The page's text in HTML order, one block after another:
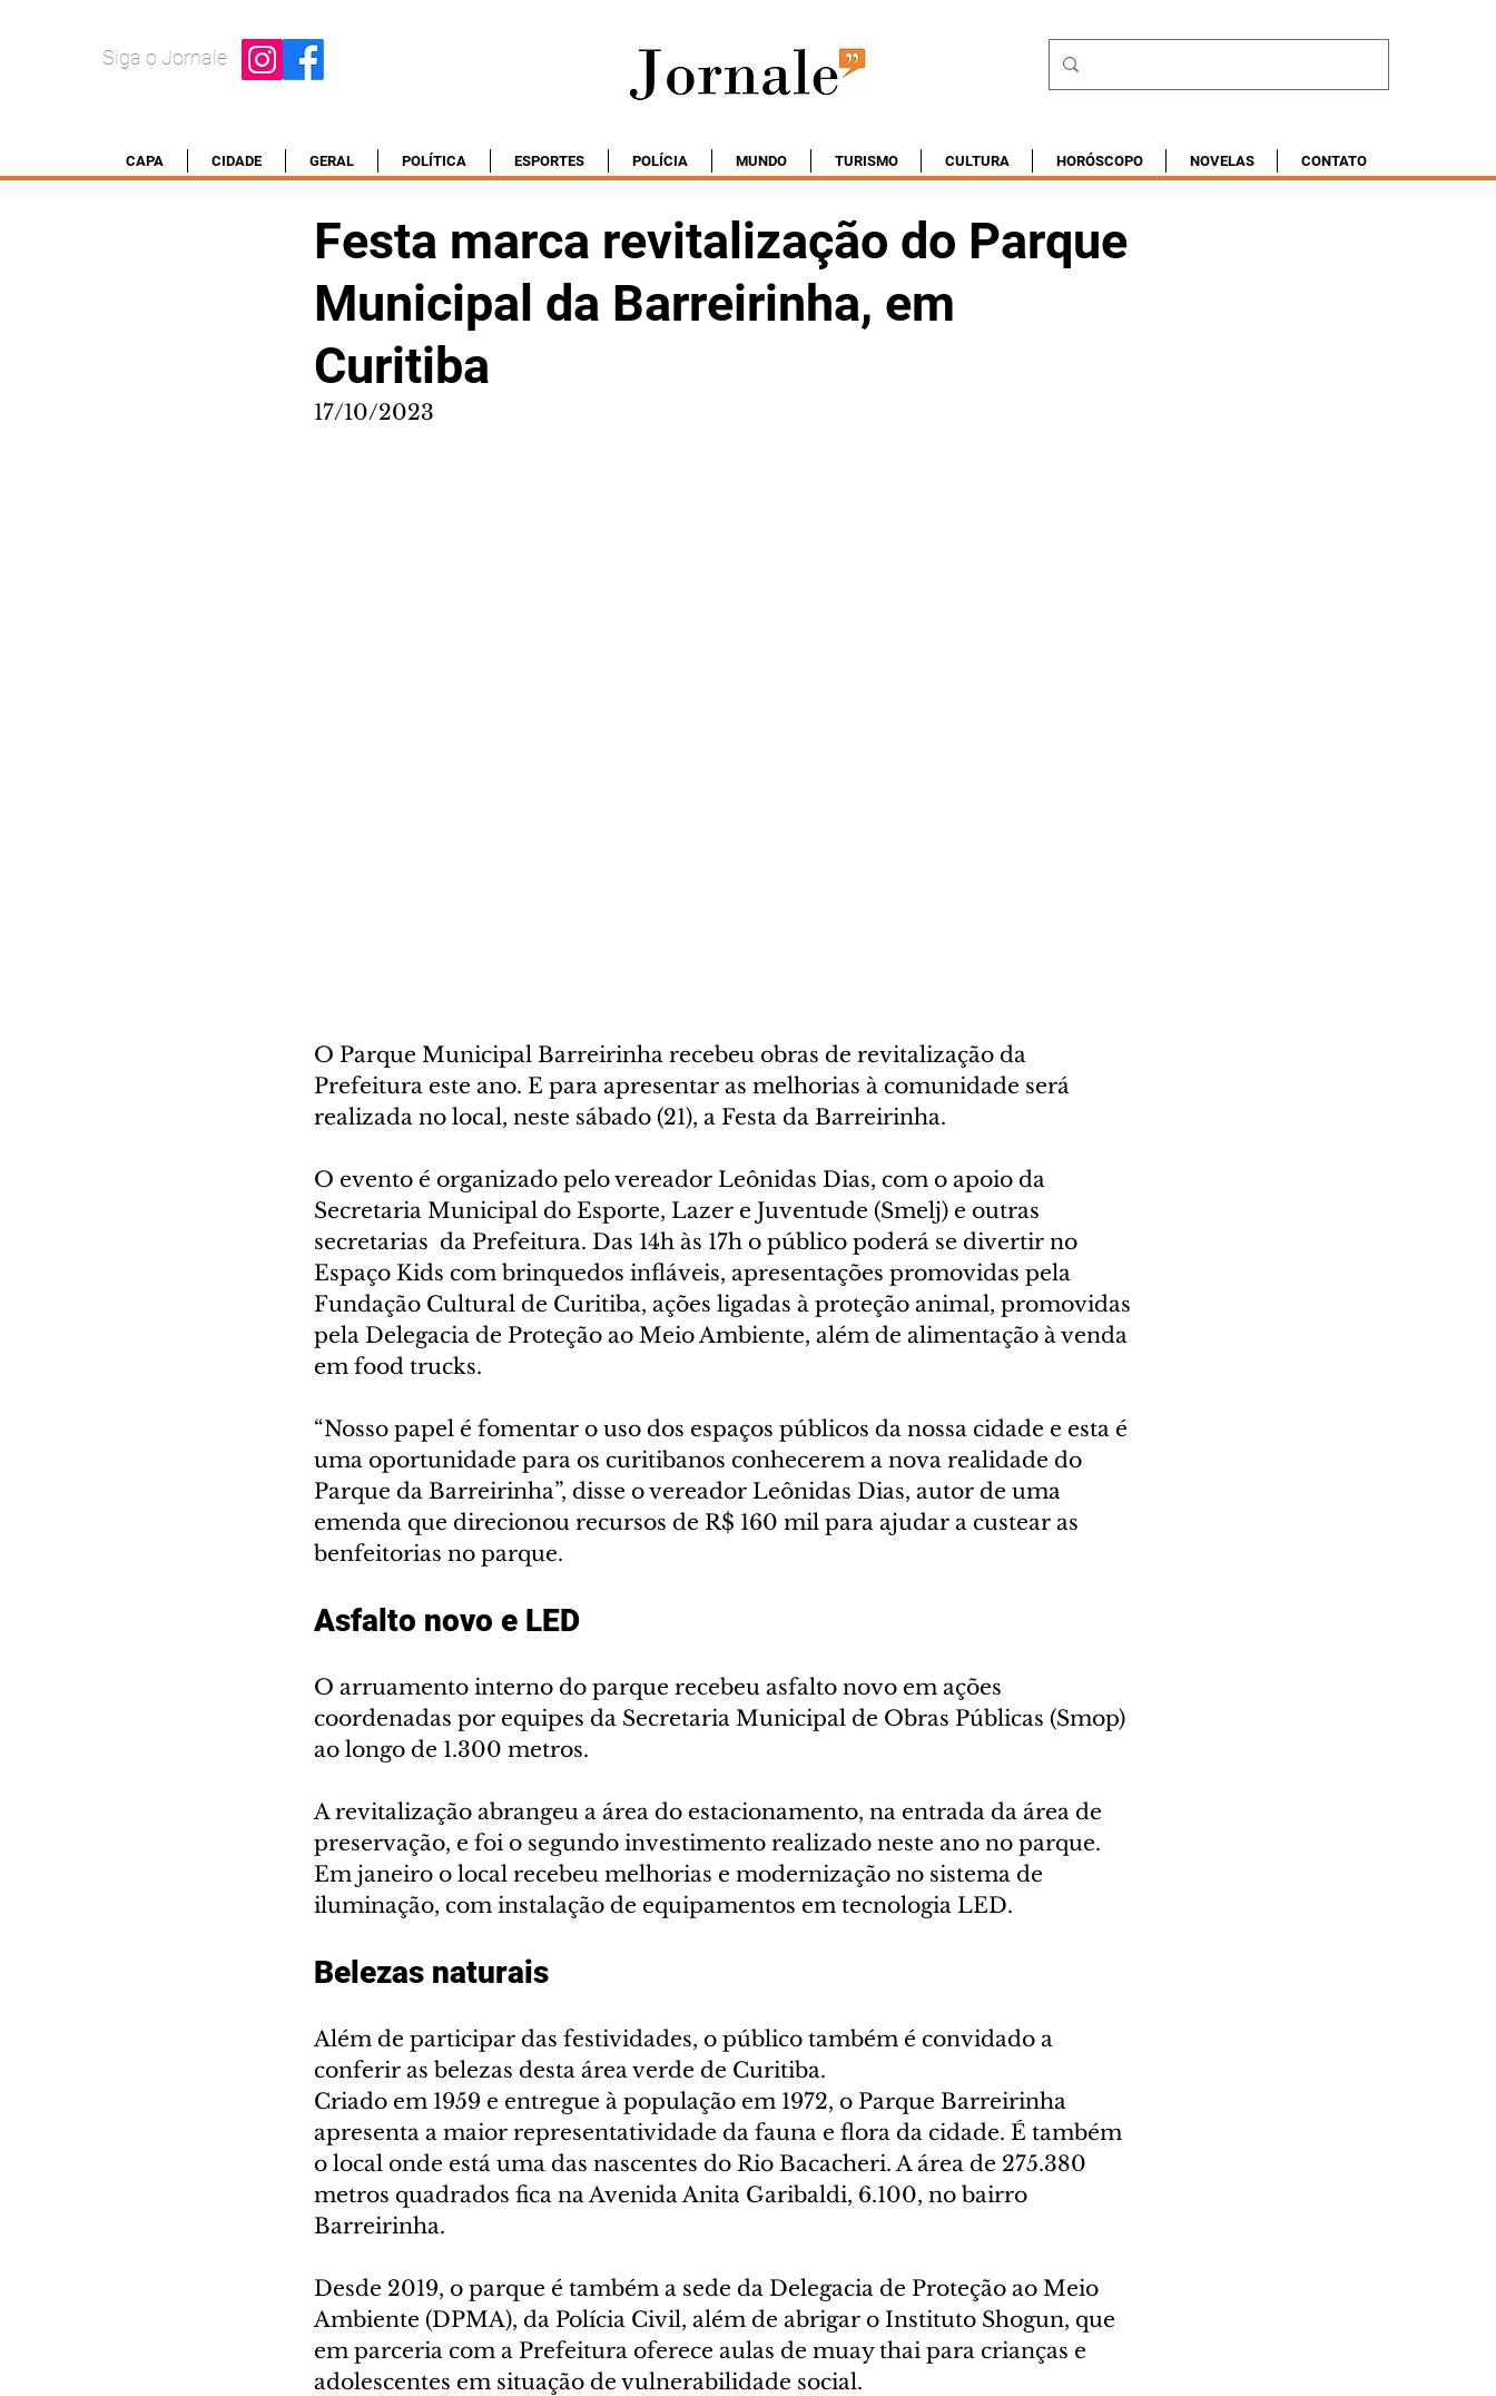
Siga o Jornale
CAPA CIDADE GERAL POLÍTICA ESPORTES POLÍCIA MUNDO TURISMO CULTURA HORÓSCOPO NOVELAS CONTATO
Festa marca revitalização do Parque
Municipal da Barreirinha, em
Curitiba
17/10/2023
O Parque Municipal Barreirinha recebeu obras de revitalização da
Prefeitura este ano. E para apresentar as melhorias à comunidade será
realizada no local, neste sábado (21), a Festa da Barreirinha.
O evento é organizado pelo vereador Leônidas Dias, com o apoio da
Secretaria Municipal do Esporte, Lazer e Juventude (Smelj) e outras
secretarias  da Prefeitura. Das 14h às 17h o público poderá se divertir no
Espaço Kids com brinquedos infláveis, apresentações promovidas pela
Fundação Cultural de Curitiba, ações ligadas à proteção animal, promovidas
pela Delegacia de Proteção ao Meio Ambiente, além de alimentação à venda
em food trucks.
“Nosso papel é fomentar o uso dos espaços públicos da nossa cidade e esta é
uma oportunidade para os curitibanos conhecerem a nova realidade do
Parque da Barreirinha”, disse o vereador Leônidas Dias, autor de uma
emenda que direcionou recursos de R$ 160 mil para ajudar a custear as
benfeitorias no parque.
Asfalto novo e LED
O arruamento interno do parque recebeu asfalto novo em ações
coordenadas por equipes da Secretaria Municipal de Obras Públicas (Smop)
ao longo de 1.300 metros.
A revitalização abrangeu a área do estacionamento, na entrada da área de
preservação, e foi o segundo investimento realizado neste ano no parque.
Em janeiro o local recebeu melhorias e modernização no sistema de
iluminação, com instalação de equipamentos em tecnologia LED.
Belezas naturais
Além de participar das festividades, o público também é convidado a
conferir as belezas desta área verde de Curitiba.
Criado em 1959 e entregue à população em 1972, o Parque Barreirinha
apresenta a maior representatividade da fauna e flora da cidade. É também
o local onde está uma das nascentes do Rio Bacacheri. A área de 275.380
metros quadrados fica na Avenida Anita Garibaldi, 6.100, no bairro
Barreirinha.
Desde 2019, o parque é também a sede da Delegacia de Proteção ao Meio
Ambiente (DPMA), da Polícia Civil, além de abrigar o Instituto Shogun, que
em parceria com a Prefeitura oferece aulas de muay thai para crianças e
adolescentes em situação de vulnerabilidade social.